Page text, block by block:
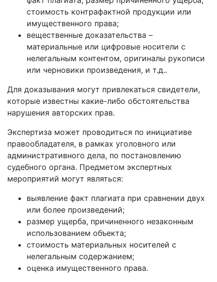
стоимость контрафактной продукции или
имущественного права;
вещественные доказательства –
материальные или цифровые носители с
нелегальным контентом, оригиналы рукописи
или черновики произведения, и т.д..
Для доказывания могут привлекаться свидетели,
которые известны какие-либо обстоятельства
нарушения авторских прав.
Экспертиза может проводиться по инициативе
правообладателя, в рамках уголовного или
административного дела, по постановлению
судебного органа. Предметом экспертных
мероприятий могут являться:
выявление факт плагиата при сравнении двух
или более произведений;
размер ущерба, причиненного незаконным
использованием объекта;
стоимость материальных носителей с
нелегальным содержанием;
оценка имущественного права.